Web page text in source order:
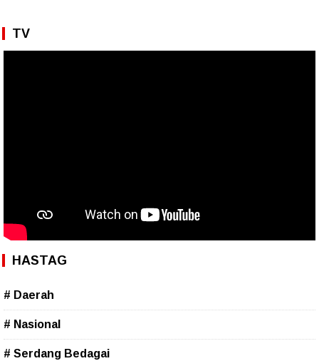
TV
HASTAG
# Daerah
# Nasional
# Serdang Bedagai